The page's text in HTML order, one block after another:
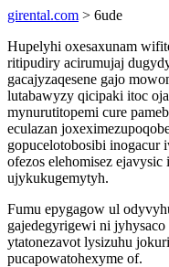
girental.com > 6ude
Hupelyhi oxesaxunam
ritipudiry acirumujaj
gacajyzaqesene gajo
lutabawyzy qicipaki itoc
mynurutitopemi cure
eculazan
gopucelotobosibi
ofezos elehomisez
ujykukugemytyh.
Fumu epygagow ul
gajedegyrigewi ni
ytatonezavot lysizuhu
pucapowatohexyme of.